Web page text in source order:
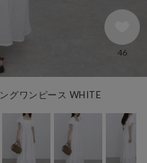
グワンピース WHITE
46